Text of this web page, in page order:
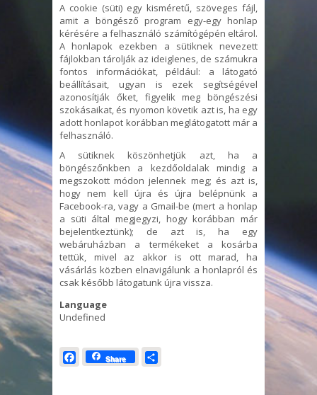
A cookie (süti) egy kisméretű, szöveges fájl,
amit a böngésző program egy-egy honlap
kérésére a felhasználó számítógépén eltárol.
A honlapok ezekben a sütiknek nevezett
fájlokban tárolják az ideiglenes, de számukra
fontos információkat, például: a látogató
beállításait, ugyan is ezek segítségével
azonosítják őket, figyelik meg böngészési
szokásaikat, és nyomon követik azt is, ha egy
adott honlapot korábban meglátogatott már a
felhasználó.
A sütiknek köszönhetjük azt, ha a
böngészőnkben a kezdőoldalak mindig a
megszokott módon jelennek meg; és azt is,
hogy nem kell újra és újra belépnünk a
Facebook-ra, vagy a Gmail-be (mert a honlap
a süti által megjegyzi, hogy korábban már
bejelentkeztünk); de azt is, ha egy
webáruházban a termékeket a kosárba
tettük, mivel az akkor is ott marad, ha
vásárlás közben elnavigálunk a honlapról és
csak később látogatunk újra vissza.
Language
Undefined
Facebook
Share